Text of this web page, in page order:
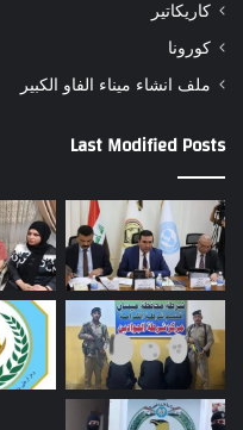
كاريكاتير
كورونا
ملف انشاء ميناء الفاو الكبير
Last Modified Posts